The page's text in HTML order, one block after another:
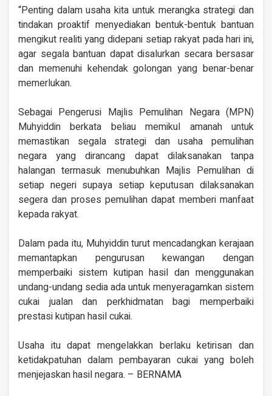
“Penting dalam usaha kita untuk merangka strategi dan
tindakan proaktif menyediakan bentuk-bentuk bantuan
mengikut realiti yang didepani setiap rakyat pada hari ini,
agar segala bantuan dapat disalurkan secara bersasar
dan memenuhi kehendak golongan yang benar-benar
memerlukan.
Sebagai Pengerusi Majlis Pemulihan Negara (MPN)
Muhyiddin berkata beliau memikul amanah untuk
memastikan segala strategi dan usaha pemulihan
negara yang dirancang dapat dilaksanakan tanpa
halangan termasuk menubuhkan Majlis Pemulihan di
setiap negeri supaya setiap keputusan dilaksanakan
segera dan proses pemulihan dapat memberi manfaat
kepada rakyat.
Dalam pada itu, Muhyiddin turut mencadangkan kerajaan
memantapkan pengurusan kewangan dengan
memperbaiki sistem kutipan hasil dan menggunakan
undang-undang sedia ada untuk menyeragamkan sistem
cukai jualan dan perkhidmatan bagi memperbaiki
prestasi kutipan hasil cukai.
Usaha itu dapat mengelakkan berlaku ketirisan dan
ketidakpatuhan dalam pembayaran cukai yang boleh
menjejaskan hasil negara. – BERNAMA